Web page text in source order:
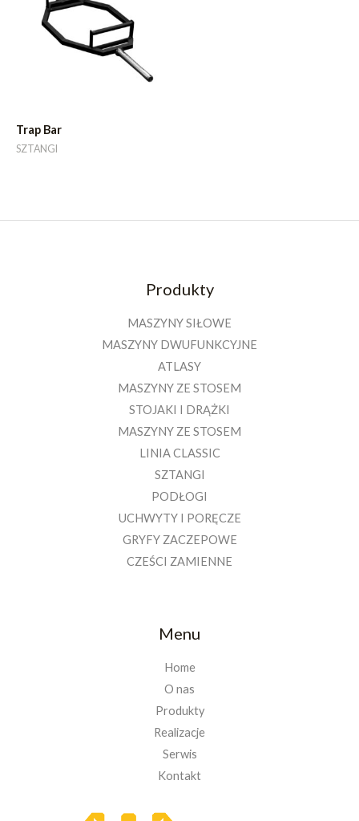
Trap Bar
SZTANGI
Produkty
MASZYNY SIŁOWE
MASZYNY DWUFUNKCYJNE
ATLASY
MASZYNY ZE STOSEM
STOJAKI I DRĄŻKI
MASZYNY ZE STOSEM
LINIA CLASSIC
SZTANGI
PODŁOGI
UCHWYTY I PORĘCZE
GRYFY ZACZEPOWE
CZEŚCI ZAMIENNE
Menu
Home
O nas
Produkty
Realizacje
Serwis
Kontakt